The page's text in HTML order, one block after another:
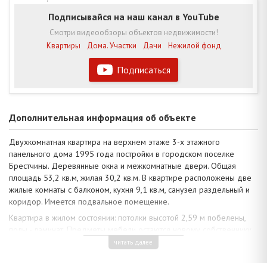
Подписаться
Подписывайся на наш канал в YouTube
Смотри видеообзоры объектов недвижимости!
Квартиры
Дома. Участки Дачи Нежилой фонд
Дополнительная информация об объекте
Двухкомнатная квартира на верхнем этаже 3-х этажного
панельного дома 1995 года постройки в городском поселке
Брестчины. Деревянные окна и межкомнатные двери. Общая
площадь 53,2 кв.м, жилая 30,2 кв.м. В квартире расположены две
жилые комнаты с балконом, кухня 9,1 кв.м, санузел раздельный и
коридор. Имеется подвальное помещение.
Квартира в жилом состоянии: потолки высотой 2,59 м побелены,
по договоренности. В комнатах правильной геометрической
читать далее